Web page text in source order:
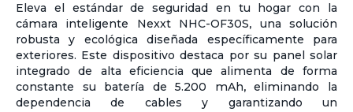
Eleva el estándar de seguridad en tu hogar con la
cámara inteligente Nexxt NHC-OF30S, una solución
robusta y ecológica diseñada específicamente para
exteriores. Este dispositivo destaca por su panel solar
integrado de alta eficiencia que alimenta de forma
constante su batería de 5.200 mAh, eliminando la
dependencia de cables y garantizando un